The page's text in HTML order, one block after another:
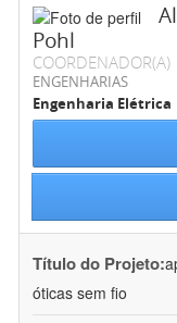
Pohl
COORDENADOR(A)
ENGENHARIAS
Engenharia Elétrica
Título do Projeto:
óticas sem fio